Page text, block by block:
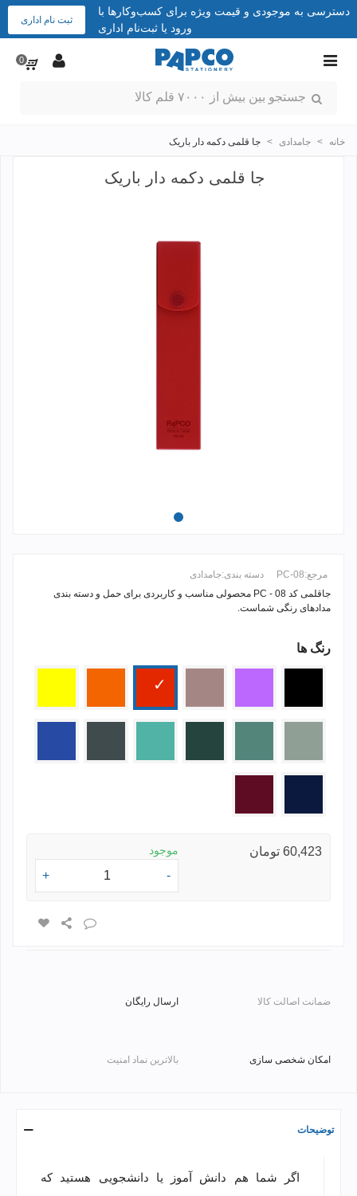
دسترسی به موجودی و قیمت ویژه برای کسب‌وکارها با
ورود یا ثبت‌نام اداری
ثبت نام اداری
0
خانه > جامدادی > جا قلمی دکمه دار باریک
جا قلمی دکمه دار باریک
مرجع:PC-08 دسته بندی:جامدادی
جاقلمی کد PC - 08 محصولی مناسب و کاربردی برای حمل و دسته بندی
مدادهای رنگی شماست.
ادامه مطلب +
رنگ ها
60,423 تومان موجود
-
+
ضمانت اصالت کالا ارسال رایگان
امکان شخصی سازی بالاترین نماد امنیت
توضیحات
اگر شما هم دانش آموز یا دانشجویی هستید که